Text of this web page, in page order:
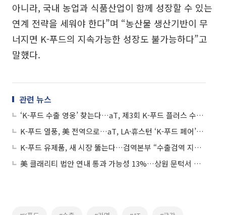
아니라, 국내 농업과 식품산업이 함께 성장할 수 있는
연계 전략을 세워야 한다”며 “농산물 생산기반이 무
너지면 K-푸드의 지속가능한 성장도 불가능하다”고
말했다.
관련 뉴스
‘K-푸드 수출 영웅’ 찾는다…aT, 제3회 K-푸드 플러스 수출탑 공모
K-푸드 열풍, 美 전역으로…aT, LA·휴스턴 ‘K-푸드 페어’로 수출·유통 동시 공략
K-푸드 유제품, 새 시장 뚫는다…검역본부 “수출검역 지원 총력”
美 클래리티 법안 연내 통과 가능성 13%…상원 문턱서 제동